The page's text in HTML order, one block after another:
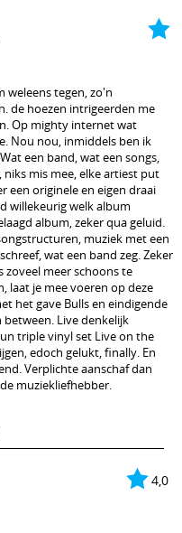
weleens tegen, zo'n
de hoezen intrigeerden me
Op mighty internet wat
Nou nou, inmiddels ben ik
een band, wat een songs,
mis mee, elke artiest put
een originele en eigen draai
willekeurig welk album
album, zeker qua geluid.
muziek met een
wat een band zeg. Zeker
zoveel meer schoons te
laat je mee voeren op deze
het gave Bulls en eindigende
Live denkelijk
triple vinyl set Live on the
edoch gelukt, finally. En
Verplichte aanschaf dan
muziekliefhebber.
4,0